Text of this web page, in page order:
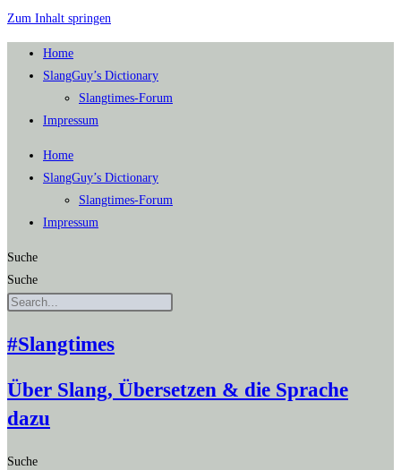
Zum Inhalt springen
Home
SlangGuy’s Dic­tion­a­ry
Slang­times-Forum
Impres­sum
Home
SlangGuy’s Dic­tion­a­ry
Slang­times-Forum
Impres­sum
Suche
Suche
#Slangtimes
Über Slang, Übersetzen & die Sprache
dazu
Suche